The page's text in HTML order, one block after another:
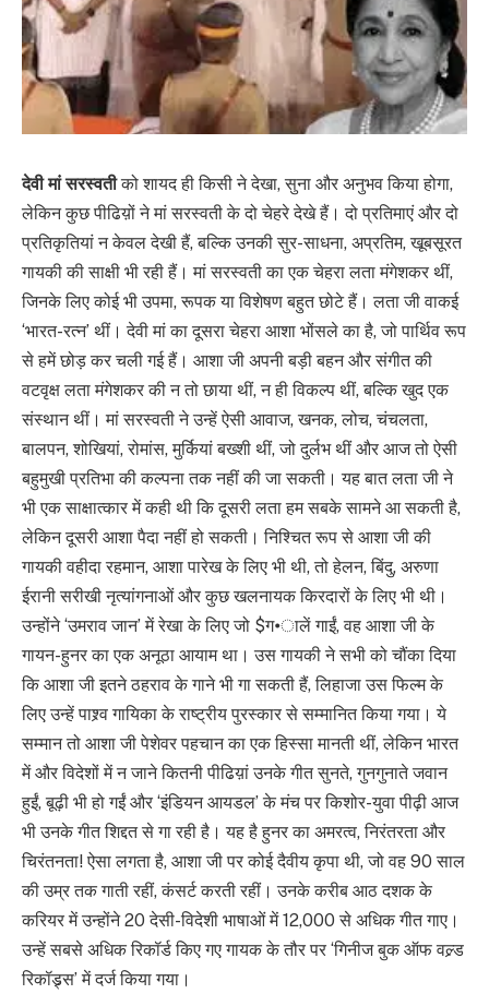
देवी मां सरस्वतीको शायद ही किसी ने देखा, सुना और अनुभव किया होगा,
लेकिन कुछ पीढिय़ों ने मां सरस्वती के दो चेहरे देखे हैं। दो प्रतिमाएं और दो
प्रतिकृतियां न केवल देखी हैं, बल्कि उनकी सुर-साधना, अप्रतिम, खूबसूरत
गायकी की साक्षी भी रही हैं। मां सरस्वती का एक चेहरा लता मंगेशकर थीं,
जिनके लिए कोई भी उपमा, रूपक या विशेषण बहुत छोटे हैं। लता जी वाकई
‘भारत-रत्न’ थीं। देवी मां का दूसरा चेहरा आशा भोंसले का है, जो पार्थिव रूप
से हमें छोड़ कर चली गई हैं। आशा जी अपनी बड़ी बहन और संगीत की
वटवृक्ष लता मंगेशकर की न तो छाया थीं, न ही विकल्प थीं, बल्कि खुद एक
संस्थान थीं। मां सरस्वती ने उन्हें ऐसी आवाज, खनक, लोच, चंचलता,
बालपन, शोखियां, रोमांस, मुर्कियां बख्शी थीं, जो दुर्लभ थीं और आज तो ऐसी
बहुमुखी प्रतिभा की कल्पना तक नहीं की जा सकती। यह बात लता जी ने
भी एक साक्षात्कार में कही थी कि दूसरी लता हम सबके सामने आ सकती है,
लेकिन दूसरी आशा पैदा नहीं हो सकती। निश्चित रूप से आशा जी की
गायकी वहीदा रहमान, आशा पारेख के लिए भी थी, तो हेलन, बिंदु, अरुणा
ईरानी सरीखी नृत्यांगनाओं और कुछ खलनायक किरदारों के लिए भी थी।
उन्होंने ‘उमराव जान’ में रेखा के लिए जो $ग•ालें गाईं, वह आशा जी के
गायन-हुनर का एक अनूठा आयाम था। उस गायकी ने सभी को चौंका दिया
कि आशा जी इतने ठहराव के गाने भी गा सकती हैं, लिहाजा उस फिल्म के
लिए उन्हें पाश्र्व गायिका के राष्ट्रीय पुरस्कार से सम्मानित किया गया। ये
सम्मान तो आशा जी पेशेवर पहचान का एक हिस्सा मानती थीं, लेकिन भारत
में और विदेशों में न जाने कितनी पीढिय़ां उनके गीत सुनते, गुनगुनाते जवान
हुईं, बूढ़ी भी हो गईं और ‘इंडियन आयडल’ के मंच पर किशोर-युवा पीढ़ी आज
भी उनके गीत शिद्दत से गा रही है। यह है हुनर का अमरत्व, निरंतरता और
चिरंतनता! ऐसा लगता है, आशा जी पर कोई दैवीय कृपा थी, जो वह 90 साल
की उम्र तक गाती रहीं, कंसर्ट करती रहीं। उनके करीब आठ दशक के
करियर में उन्होंने 20 देसी-विदेशी भाषाओं में 12,000 से अधिक गीत गाए।
उन्हें सबसे अधिक रिकॉर्ड किए गए गायक के तौर पर ‘गिनीज बुक ऑफ वल्र्ड
रिकॉड्र्स’ में दर्ज किया गया।